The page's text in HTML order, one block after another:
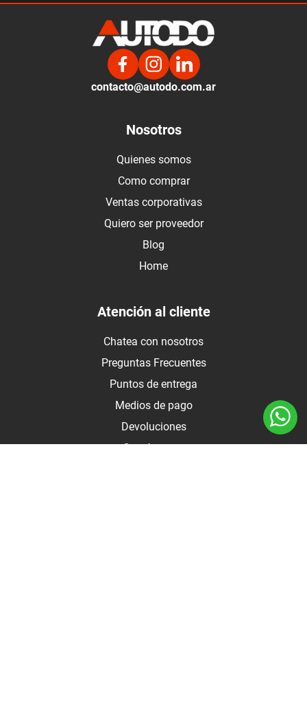
contacto@autodo.com.ar
Nosotros
Quienes somos
Como comprar
Ventas corporativas
Quiero ser proveedor
Blog
Home
Atención al cliente
Chatea con nosotros
Preguntas Frecuentes
Puntos de entrega
Medios de pago
Devoluciones
Contáctanos